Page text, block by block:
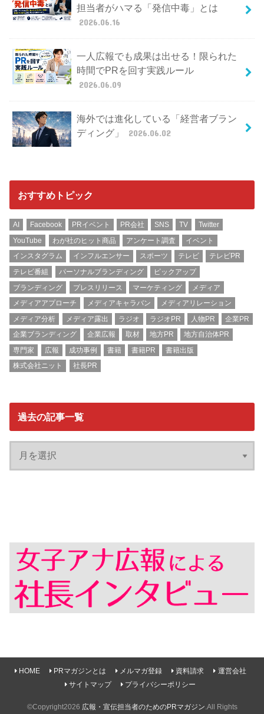
担当者がハマる「発信中毒」とは
2026.06.16
一人広報でも成果は出せる！限られた
時間でPRを回す実践ルール
2026.06.09
海外では進化している「経営者ブラン
ディング」
2026.06.02
おすすめトピック
AI Facebook PRイベント PR会社 SNS TV
Twitter
YouTube
わが社のヒット商品 アンケート調査
イベント
インスタグラム
インフルエンサー スポーツ テレビ
テレビPR
テレビ番組
パーソナルブランディング
ピックアップ
ブランディング
プレスリリース マーケティング
メディア
メディアアプローチ
メディアキャラバン
メディアリレーション
メディア分析
メディア露出 ラジオ ラジオPR 人物PR
企業PR
企業ブランディング
企業広報 取材 地方PR
地方自治体PR
専門家
広報 成功事例 書籍 書籍PR
書籍出版
株式会社ニット
社長PR
過去の記事一覧
HOME PRマガジンとは メルマガ登録 資料請求
運営会社
サイトマップ
プライバシーポリシー
©Copyright2026 広報・宣伝担当者のためのPRマガジン .All Rights